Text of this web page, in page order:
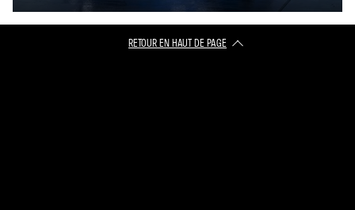
RETOUR EN HAUT DE PAGE​